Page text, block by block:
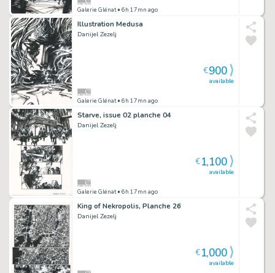
Galerie Glénat• 6h 17mn ago
Illustration Medusa
Danijel Zezelj
Galerie Glénat• 6h 17mn ago
available
€900
Starve, issue 02 planche 04
Danijel Zezelj
Galerie Glénat• 6h 17mn ago
available
€1,100
King of Nekropolis, Planche 26
Danijel Zezelj
available
€1,000